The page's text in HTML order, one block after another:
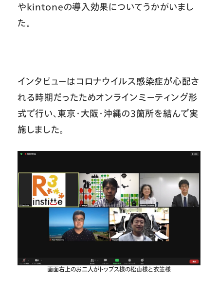
やkintoneの導入効果についてうかがいまし
た。
インタビューはコロナウイルス感染症が心配さ
れる時期だったためオンラインミーティング形
式で行い、東京・大阪・沖縄の3箇所を結んで実
施しました。
画面右上のお二人がトップス様の松山様と衣笠様